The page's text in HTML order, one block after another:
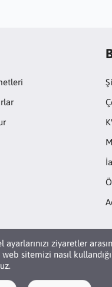
ziyaretler
sitemizi nasıl